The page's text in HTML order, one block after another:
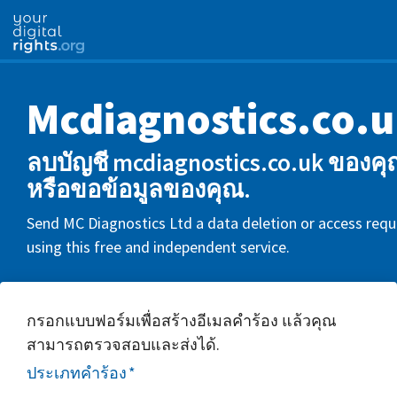
ลบบัญชี mcdiagnostics.co.uk ของ
หรือขอข้อมูลของคุณ.
Send MC Diagnostics Ltd a data deletion or access
using this free and independent service.
กรอกแบบฟอร์มเพื่อสร้างอีเมลคำร้อง แล้วคุณ
สามารถตรวจสอบและส่งได้.
ประเภทคำร้อง*